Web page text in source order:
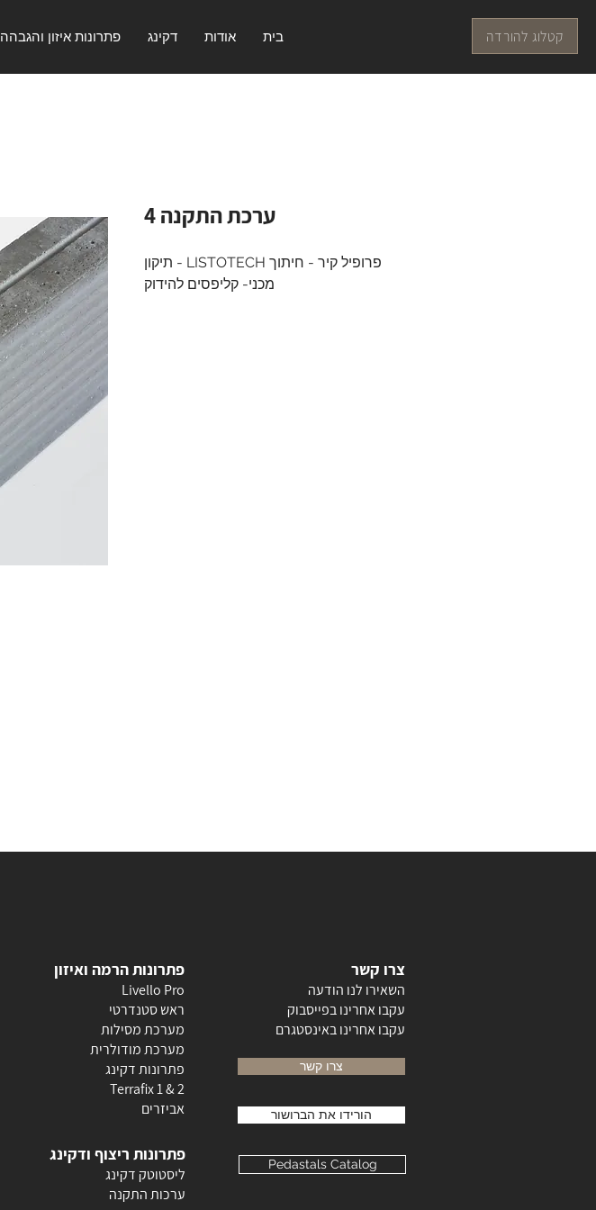
קטלוג להורדה פתרונות איזון והגבהה דקינג אודות בית
ערכת התקנה 4
פרופיל קיר - חיתוך LISTOTECH - תיקון
מכני- קליפסים להידוק
פתרונות הרמה ואיזון
Livello Pro
ראש סטנדרטי
מערכת מסילות
מערכת מודולרית
פתרונות דקינג
Terrafix 1 & 2
אביזרים
פתרונות ריצוף ודקינג
ליסטוטק דקינג
ערכות התקנה
צרו קשר
השאירו לנו הודעה
עקבו אחרינו בפייסבוק
עקבו אחרינו באינסטגרם
צרו קשר
הורידו את הברושור
Pedastals Catalog